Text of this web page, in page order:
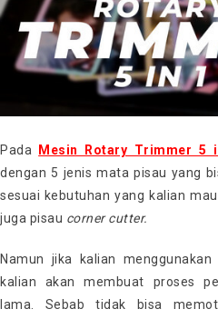
Pada Mesin Rotary Trimmer 5
dengan 5 jenis mata pisau yang
sesuai kebutuhan yang kalian
juga pisau corner cutter.
Namun jika kalian
kalian akan membuat proses
lama. Sebab tidak bisa